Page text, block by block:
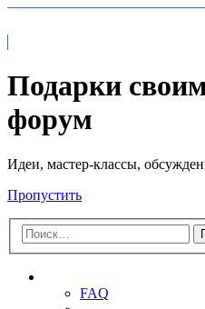
Подарки
форум
Идеи, мастер-классы,
Пропустить
FAQ